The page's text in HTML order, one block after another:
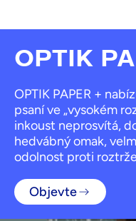
OPTIK
OPTIK PAPER +
psaní ve „vysokém
inkoust neprosvítá,
hedvábný omak,
odolnost proti
Objevte